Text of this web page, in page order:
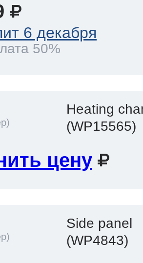
6 декабря
50%
Heating
(WP15565)
цену
Side panel
(WP4843)